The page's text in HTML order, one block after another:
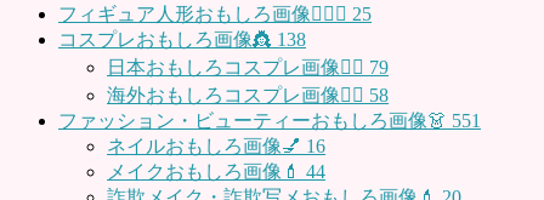
フィギュア人形おもしろ画像🧍🏼‍♂️ 25
コスプレおもしろ画像👸 138
日本おもしろコスプレ画像🧝‍♀️ 79
海外おもしろコスプレ画像🧝‍♂️ 58
ファッション・ビューティーおもしろ画像👗 551
ネイルおもしろ画像💅 16
メイクおもしろ画像💄 44